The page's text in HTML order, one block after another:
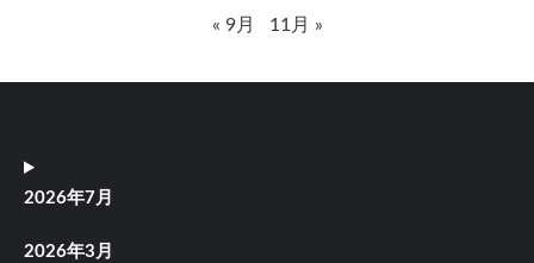
« 9月 11月 »
2026年7月
2026年3月